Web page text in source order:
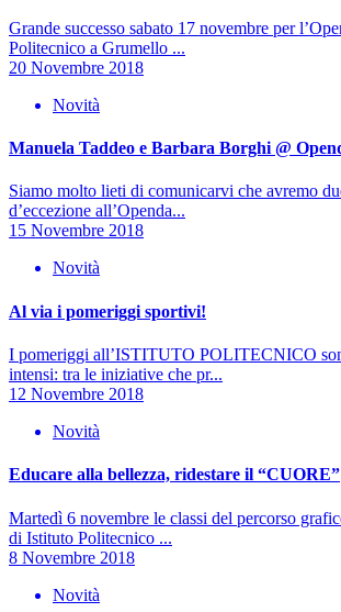
Grande successo sabato 17 novembre per
Politecnico a Grumello ...
20 Novembre 2018
Novità
Manuela Taddeo e Barbara Borghi @
Siamo molto lieti di comunicarvi che avremo
d’eccezione all’Openda...
15 Novembre 2018
Novità
Al via i pomeriggi sportivi!
I pomeriggi all’ISTITUTO POLITECNICO
intensi: tra le iniziative che pr...
12 Novembre 2018
Novità
Educare alla bellezza, ridestare il “CUORE”
Martedì 6 novembre le classi del percorso
di Istituto Politecnico ...
8 Novembre 2018
Novità